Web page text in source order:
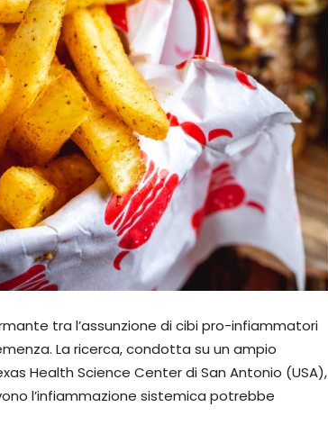
tra l’assunzione di cibi pro-infiammatori
La ricerca, condotta su un ampio
Health Science Center di San Antonio (USA),
l’infiammazione sistemica potrebbe